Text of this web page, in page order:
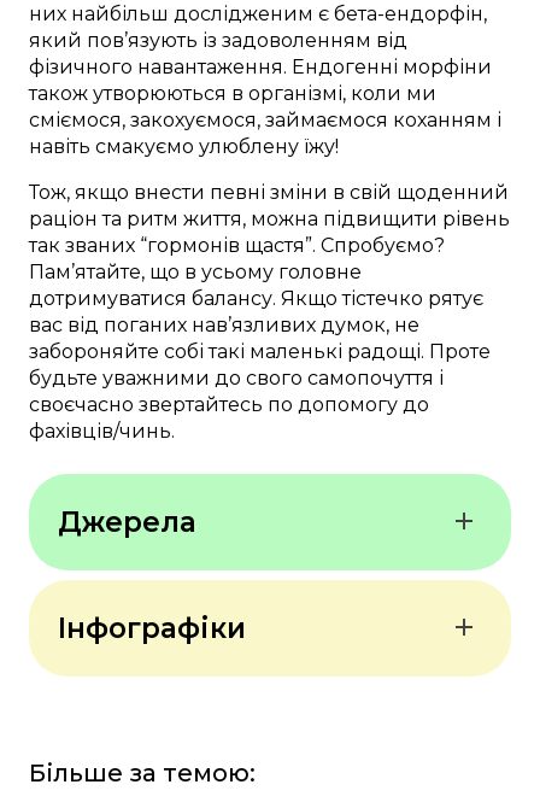
них найбільш дослідженим є бета-ендорфін,
який пов’язують із задоволенням від
фізичного навантаження. Ендогенні морфіни
також утворюються в організмі, коли ми
сміємося, закохуємося, займаємося коханням і
навіть смакуємо улюблену їжу!
Тож, якщо внести певні зміни в свій щоденний
раціон та ритм життя, можна підвищити рівень
так званих “гормонів щастя”. Спробуємо?
Пам’ятайте, що в усьому головне
дотримуватися балансу. Якщо тістечко рятує
вас від поганих нав’язливих думок, не
забороняйте собі такі маленькі радощі. Проте
будьте уважними до свого самопочуття і
своєчасно звертайтесь по допомогу до
фахівців/чинь.
Джерела
Harvard Medical School
Oxidative Medicine and
Інфографіки
Більше за темою: